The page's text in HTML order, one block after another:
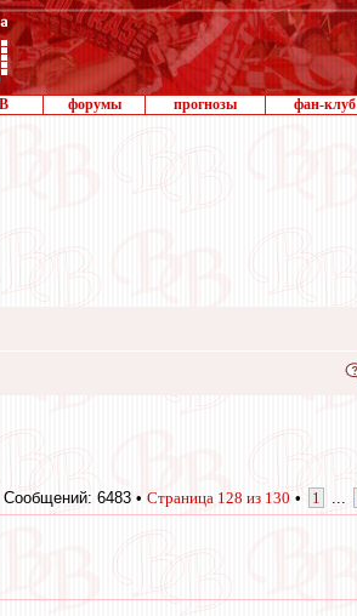
форумы прогнозы фан-клуб
Сообщений: 6483 • Страница 128 из 130 • 1